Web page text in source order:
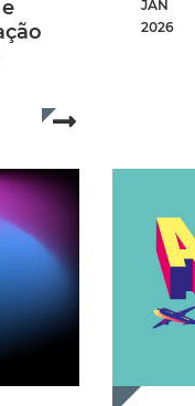
2026
28 de janeiro de 2026
Read more...
JAN
2026